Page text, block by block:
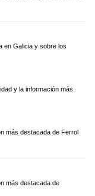
en Galicia y sobre los
y la información más
más destacada de Ferrol
más destacada de